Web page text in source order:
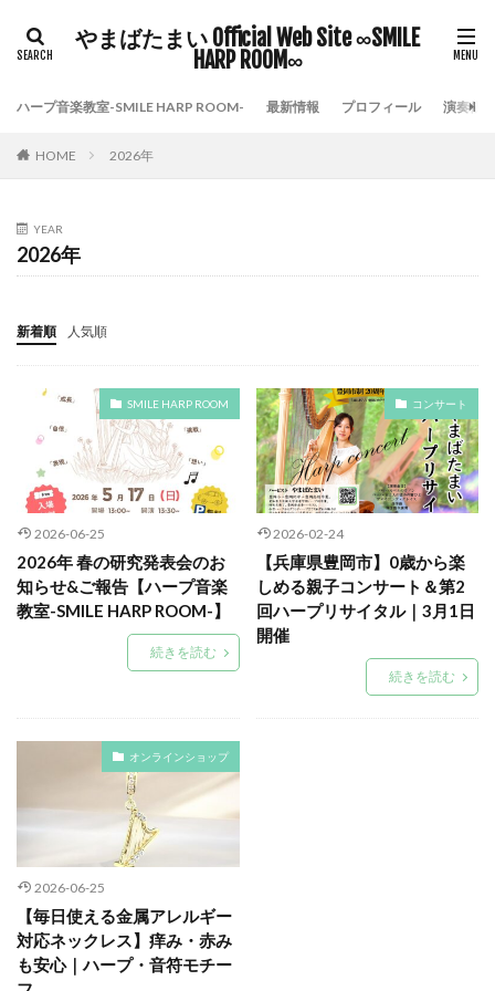
やまばたまい Official Web Site ∞SMILE
HARP ROOM∞
ハープ音楽教室-SMILE HARP ROOM- 最新情報 プロフィール 演奏依頼
HOME 2026年
YEAR
2026年
新着順 人気順
SMILE HARP ROOM
2026-06-25
2026年 春の研究発表会のお
知らせ&ご報告【ハープ音楽
教室-SMILE HARP ROOM-】
続きを読む
コンサート
2026-02-24
【兵庫県豊岡市】0歳から楽
しめる親子コンサート＆第2
回ハープリサイタル｜3月1日
開催
続きを読む
オンラインショップ
2026-06-25
【毎日使える金属アレルギー
対応ネックレス】痒み・赤み
も安心｜ハープ・音符モチー